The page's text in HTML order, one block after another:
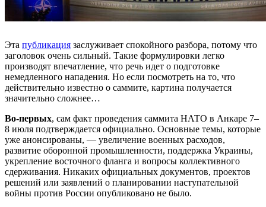
Эта публикация заслуживает спокойного разбора, потому что
заголовок очень сильный. Такие формулировки легко
производят впечатление, что речь идет о подготовке
немедленного нападения. Но если посмотреть на то, что
действительно известно о саммите, картина получается
значительно сложнее…
Во-первых, сам факт проведения саммита НАТО в Анкаре 7–
8 июля подтверждается официально. Основные темы, которые
уже анонсированы, — увеличение военных расходов,
развитие оборонной промышленности, поддержка Украины,
укрепление восточного фланга и вопросы коллективного
сдерживания. Никаких официальных документов, проектов
решений или заявлений о планировании наступательной
войны против России опубликовано не было.